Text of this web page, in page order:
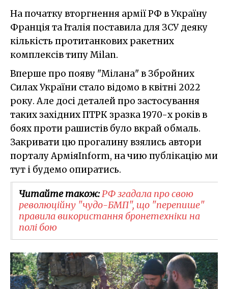
На початку вторгнення армії РФ в Україну
Франція та Італія поставила для ЗСУ деяку
кількість протитанкових ракетних
комплексів типу Milan.
Вперше про появу "Мілана" в Збройних
Силах України стало відомо в квітні 2022
року. Але досі деталей про застосування
таких західних ПТРК зразка 1970-х років в
боях проти рашистів було вкрай обмаль.
Закривати цю прогалину взялись автори
порталу АрміяInform, на чию публікацію ми
тут і будемо опиратись.
Читайте також:РФ згадала про свою
революційну "чудо-БМП", що "перепише"
правила використання бронетехніки на
полі бою